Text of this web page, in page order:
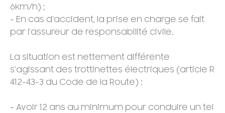
6km/h) ;
- En cas d’accident, la prise en charge se fait
par l’assureur de responsabilité civile.
La situation est nettement différente
s’agissant des trottinettes électriques (article R
412-43-3 du Code de la Route) :
- Avoir 12 ans au minimum pour conduire un tel